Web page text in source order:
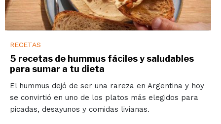
RECETAS
5 recetas de hummus fáciles y saludables
para sumar a tu dieta
El hummus dejó de ser una rareza en Argentina y hoy
se convirtió en uno de los platos más elegidos para
picadas, desayunos y comidas livianas.